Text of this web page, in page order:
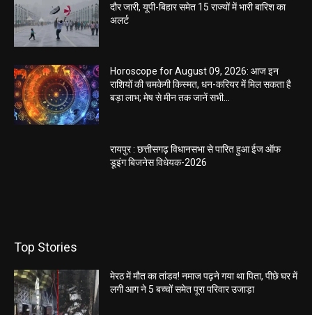
दौर जारी, यूपी-बिहार समेत 15 राज्यों में भारी बारिश का
अलर्ट
Horoscope for August 09, 2026: आज इन
राशियों की चमकेगी किस्मत, धन-करियर में मिल सकता है
बड़ा लाभ; मेष से मीन तक जानें सभी...
रायपुर : छत्तीसगढ़ विधानसभा से पारित हुआ ईज ऑफ
डूइंग बिजनेस विधेयक-2026
Top Stories
मेरठ में मौत का तांडव! नमाज पढ़ने गया था पिता, पीछे घर में
लगी आग ने 5 बच्चों समेत पूरा परिवार उजाड़ा